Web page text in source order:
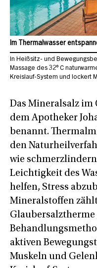
Im Thermalwasser
In Heißsitz- und
Massage des 32° C
Kreislauf-System und lockert
Das Mineralsalz im
dem Apotheker
benannt.
den
wie
Leichtigkeit des
helfen, Stress
Mineralstoffen
Glaubersalztherme
aktiven
Muskeln und